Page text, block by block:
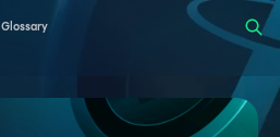
Glossary